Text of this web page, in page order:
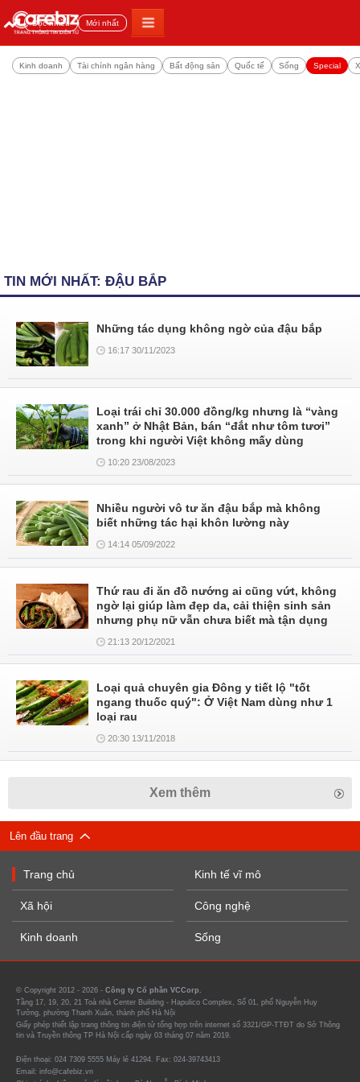
Đọc nhiều Mới nhất
Kinh doanh Tài chính ngân hàng Bất động sản Quốc tế Sống Special
TIN MỚI NHẤT: ĐẬU BẮP
Những tác dụng không ngờ của đậu bắp
16:17 30/11/2023
Loại trái chỉ 30.000 đồng/kg nhưng là “vàng
xanh” ở Nhật Bản, bán “đắt như tôm tươi”
trong khi người Việt không mấy dùng
10:20 23/08/2023
Nhiều người vô tư ăn đậu bắp mà không
biết những tác hại khôn lường này
14:14 05/09/2022
Thứ rau đi ăn đồ nướng ai cũng vứt, không
ngờ lại giúp làm đẹp da, cải thiện sinh sản
nhưng phụ nữ vẫn chưa biết mà tận dụng
21:13 20/12/2021
Loại quả chuyên gia Đông y tiết lộ "tốt
ngang thuốc quý": Ở Việt Nam dùng như 1
loại rau
20:30 13/11/2018
Xem thêm
Lên đầu trang
Trang chủ
Xã hội
Kinh doanh
Kinh tế vĩ mô
Công nghệ
Sống
© Copyright 2012 - 2026 - Công ty Cổ phần VCCorp.
Tầng 17, 19, 20, 21 Toà nhà Center Building - Hapulico Complex, Số 01, phố Nguyễn Huy
Tưởng, phường Thanh Xuân, thành phố Hà Nội
Giấy phép thiết lập trang thông tin điện tử tổng hợp trên internet số 3321/GP-TTĐT do Sở Thông
tin và Truyền thông TP Hà Nội cấp ngày 03 tháng 07 năm 2019.
Điện thoại: 024 7309 5555 Máy lẻ 41294. Fax: 024-39743413
Email: info@cafebiz.vn